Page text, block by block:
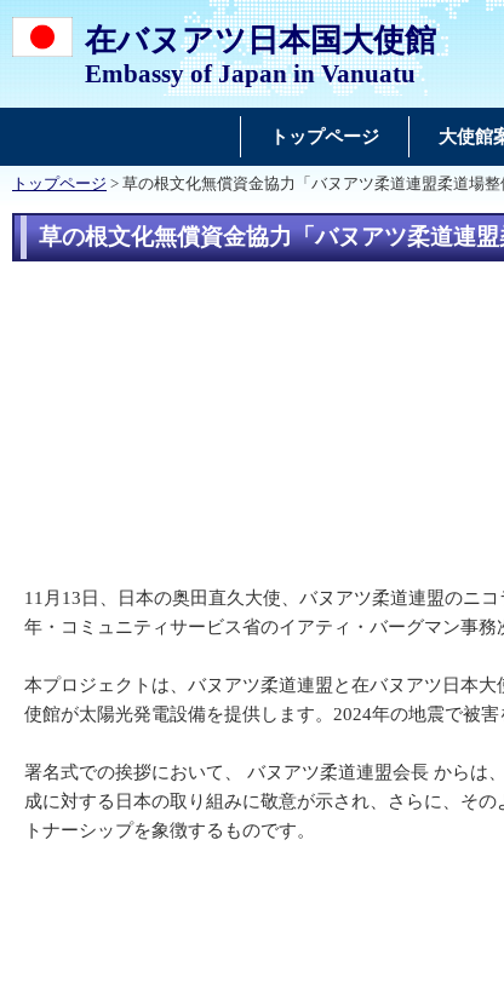
在バヌアツ日本国大使館
Embassy of Japan in Vanuatu
トップページ 大使館
トップページ > 草の根文化無償資金協力「バヌアツ柔道連盟柔道場
草の根文化無償資金協力「バヌアツ柔道連
11月13日、日本の奥田直久大使、バヌアツ柔道連盟のニ
年・コミュニティサービス省のイアティ・バーグマン事
本プロジェクトは、バヌアツ柔道連盟と在バヌアツ日本
使館が太陽光発電設備を提供します。2024年の地震で被
署名式での挨拶において、 バヌアツ柔道連盟会長 からは
成に対する日本の取り組みに敬意が示され、さらに、そ
トナーシップを象徴するものです。